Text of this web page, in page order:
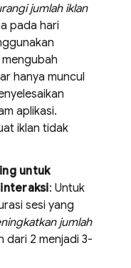
jumlah iklan
pada hari
hanya muncul
aplikasi.
iklan tidak
untuk
: Untuk
sesi yang
jumlah
dari 2 menjadi 3-